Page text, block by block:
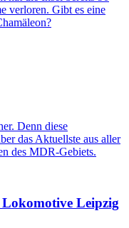
verloren. Gibt es eine
Denn diese
das Aktuellste aus aller
des MDR-Gebiets.
Leipzig